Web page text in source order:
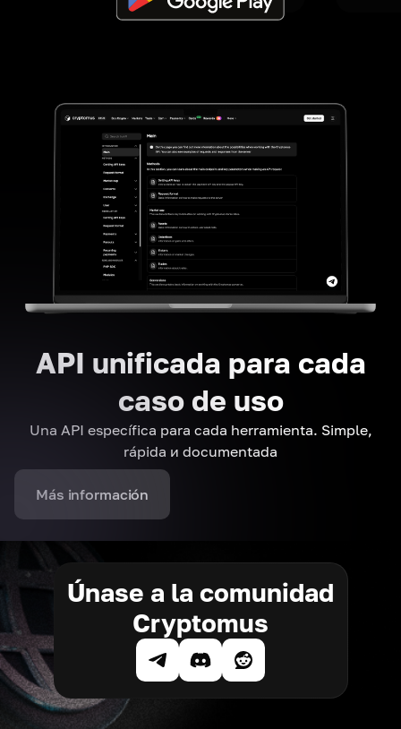
API unificada para cada
caso de uso
Una API específica para cada herramienta. Simple,
rápida и documentada
Más información
Únase a la comunidad
Cryptomus